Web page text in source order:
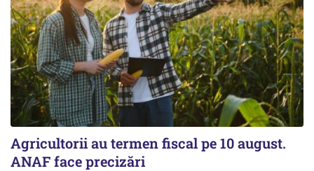
Agricultorii au termen fiscal pe 10 august.
ANAF face precizări